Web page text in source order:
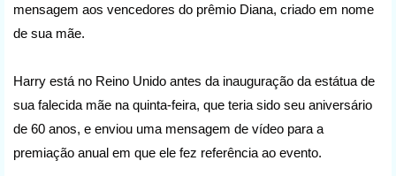
mensagem aos vencedores do prêmio Diana, criado em nome
de sua mãe.
Harry está no Reino Unido antes da inauguração da estátua de
sua falecida mãe na quinta-feira, que teria sido seu aniversário
de 60 anos, e enviou uma mensagem de vídeo para a
premiação anual em que ele fez referência ao evento.